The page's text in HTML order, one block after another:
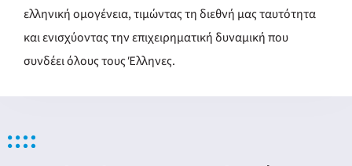
ελληνική ομογένεια, τιμώντας τη διεθνή μας ταυτότητα
και ενισχύοντας την επιχειρηματική δυναμική που
συνδέει όλους τους Έλληνες.